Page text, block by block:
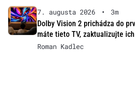
7. augusta 2026 •
3m
Dolby Vision 2 prichádza do
máte tieto TV, zaktualizujte ich
Roman Kadlec